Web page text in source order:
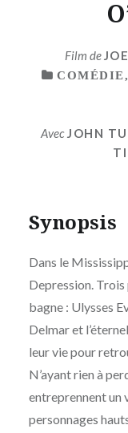
Film de
COMÉDIE,
AvecJOHN
Synopsis
Dans le
Depression. Trois
bagne : Ulysses
Delmar et
leur vie pour
N’ayant rien à
entreprennent un
personnages